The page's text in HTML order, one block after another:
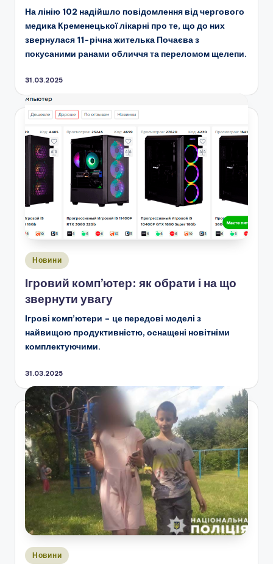
На лінію 102 надійшло повідомлення від чергового
медика Кременецької лікарні про те, що до них
звернулася 11-річна жителька Почаєва з
покусаними ранами обличчя та переломом щелепи.
31.03.2025
Опубліковано
Новини
Ігровий комп’ютер: як обрати і на що
звернути увагу
Ігрові комп’ютери – це передові моделі з
найвищою продуктивністю, оснащені новітніми
комплектуючими.
31.03.2025
Опубліковано
Новини